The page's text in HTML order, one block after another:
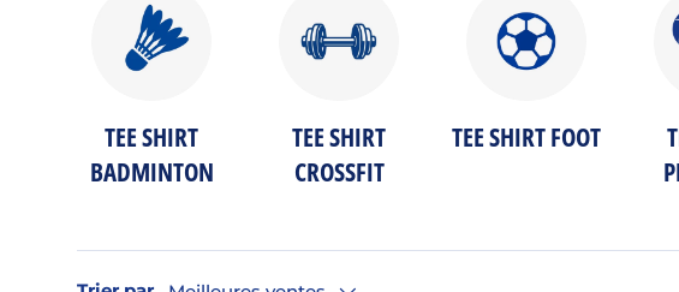
TEE SHIRT
BADMINTON
TEE SHIRT
CROSSFIT
TEE SHIRT FOOT